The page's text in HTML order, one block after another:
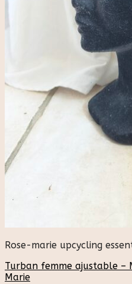
Rose-marie upcycling
Turban femme ajustable –
Marie